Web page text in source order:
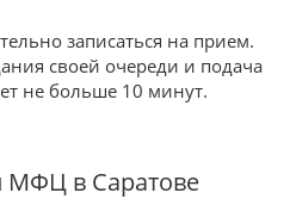
записаться на прием.
своей очереди и подача
не больше 10 минут.
МФЦ в Саратове